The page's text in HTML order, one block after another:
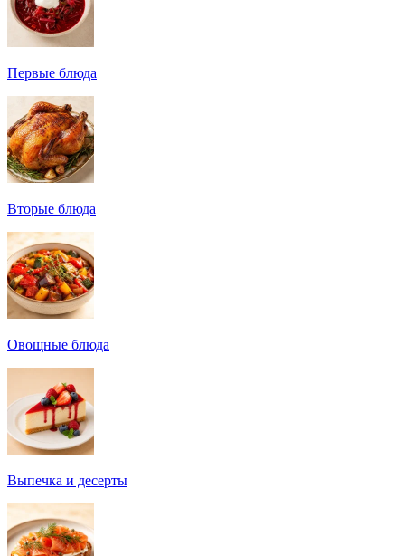
Первые блюда
Вторые блюда
Овощные блюда
Выпечка и десерты